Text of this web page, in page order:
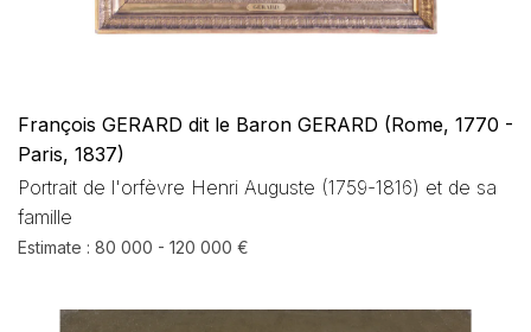
François GERARD dit le Baron GERARD (Rome, 1770 -
Paris, 1837)
Portrait de l'orfèvre Henri Auguste (1759-1816) et de sa
famille
Estimate : 80 000 - 120 000 €